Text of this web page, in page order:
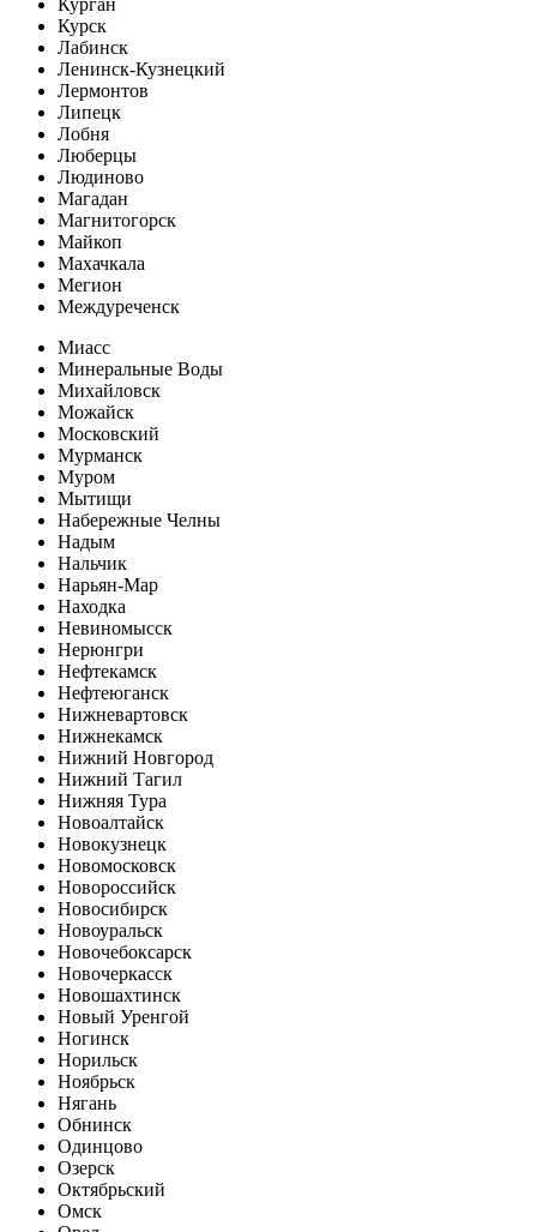
Курск
Лабинск
Ленинск-Кузнецкий
Лермонтов
Липецк
Лобня
Люберцы
Людиново
Магадан
Магнитогорск
Майкоп
Махачкала
Мегион
Междуреченск
Миасс
Минеральные Воды
Михайловск
Можайск
Московский
Мурманск
Муром
Мытищи
Набережные Челны
Надым
Нальчик
Нарьян-Мар
Находка
Невиномысск
Нерюнгри
Нефтекамск
Нефтеюганск
Нижневартовск
Нижнекамск
Нижний Новгород
Нижний Тагил
Нижняя Тура
Новоалтайск
Новокузнецк
Новомосковск
Новороссийск
Новосибирск
Новоуральск
Новочебоксарск
Новочеркасск
Новошахтинск
Новый Уренгой
Ногинск
Норильск
Ноябрьск
Нягань
Обнинск
Одинцово
Озерск
Октябрьский
Омск